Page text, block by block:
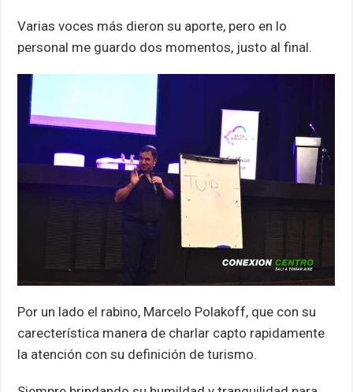
Varias voces más dieron su aporte, pero en lo
personal me guardo dos momentos, justo al final.
Por un lado el rabino, Marcelo Polakoff, que con su
carecterística manera de charlar capto rapidamente
la atención con su definición de turismo.